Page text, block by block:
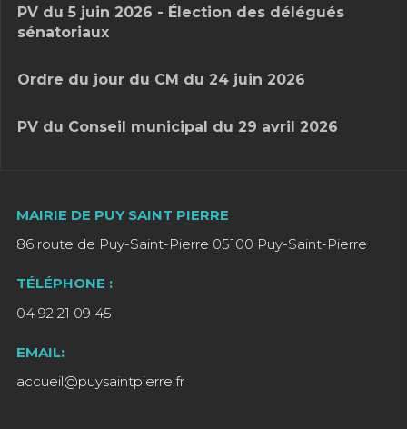
PV du 5 juin 2026 - Élection des délégués
sénatoriaux
Ordre du jour du CM du 24 juin 2026
PV du Conseil municipal du 29 avril 2026
MAIRIE DE PUY SAINT PIERRE
86 route de Puy-Saint-Pierre 05100 Puy-Saint-Pierre
TÉLÉPHONE :
04 92 21 09 45
EMAIL:
accueil@puysaintpierre.fr